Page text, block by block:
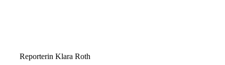
Reporterin Klara Roth